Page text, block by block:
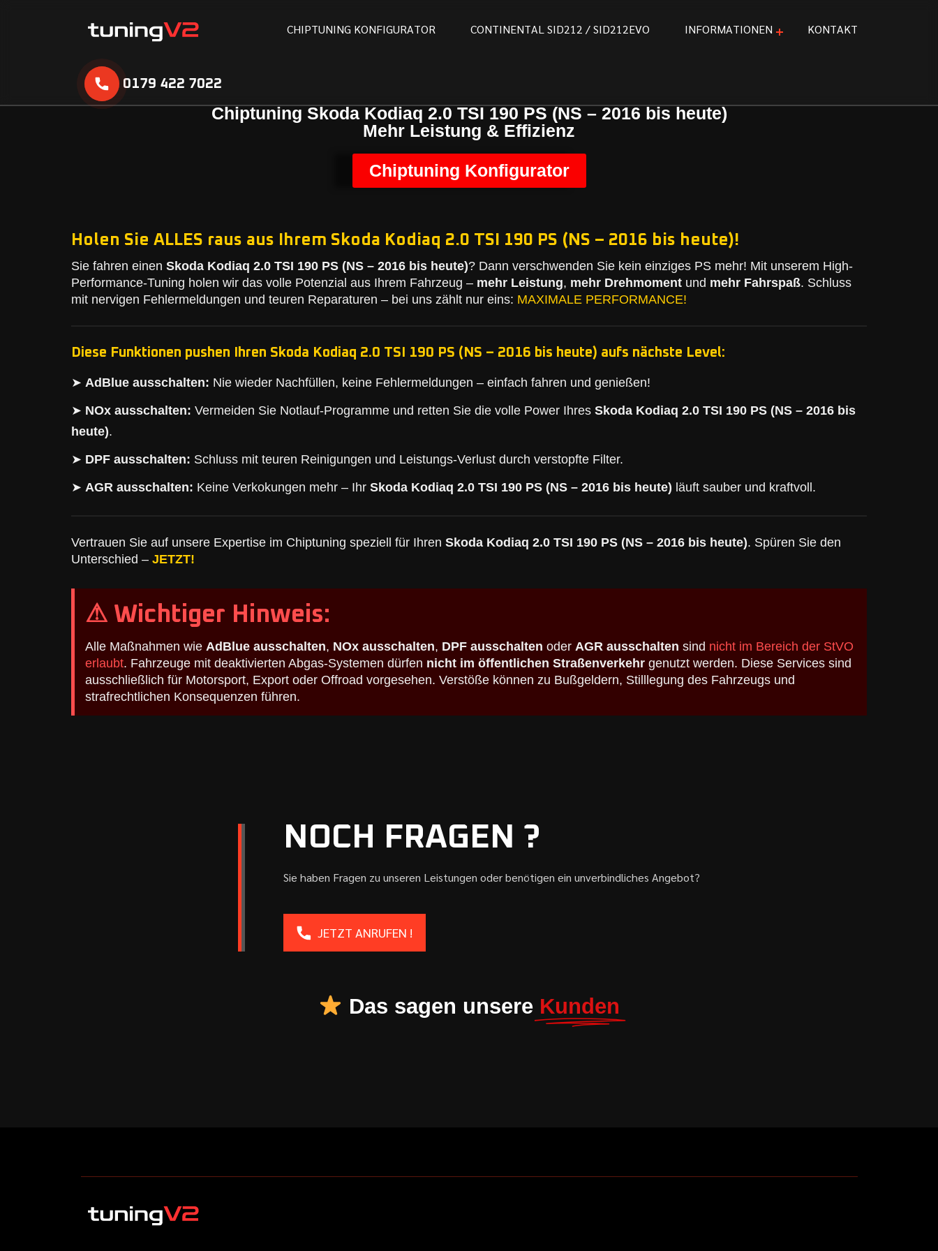
CHIPTUNING KONFIGURATOR CONTINENTAL SID21 2 / SID21 2EVO INFORMATIONEN KONTAKT
0179 422 7022
Chiptuning Skoda Kodiaq 2.0 TSI 190 PS (NS – 2016 bis heute)
Mehr Leistung & Effizienz
Chiptuning Konfigurator
Holen Sie ALLES raus aus Ihrem Skoda Kodiaq 2.0 TSI 190 PS (NS – 2016 bis heute)!
Sie fahren einen Skoda Kodiaq 2.0 TSI 190 PS (NS – 2016 bis heute)? Dann verschwenden Sie kein einziges PS mehr! Mit unserem High-
Performance-Tuning holen wir das volle Potenzial aus Ihrem Fahrzeug – mehr Leistung, mehr Drehmoment und mehr Fahrspaß. Schluss
mit nervigen Fehlermeldungen und teuren Reparaturen – bei uns zählt nur eins: MAXIMALE PERFORMANCE!
Diese Funktionen pushen Ihren Skoda Kodiaq 2.0 TSI 190 PS (NS – 2016 bis heute) aufs nächste Level:
➤ AdBlue ausschalten: Nie wieder Nachfüllen, keine Fehlermeldungen – einfach fahren und genießen!
➤ NOx ausschalten: Vermeiden Sie Notlauf-Programme und retten Sie die volle Power Ihres Skoda Kodiaq 2.0 TSI 190 PS (NS – 2016 bis
heute).
➤ DPF ausschalten: Schluss mit teuren Reinigungen und Leistungs-Verlust durch verstopfte Filter.
➤ AGR ausschalten: Keine Verkokungen mehr – Ihr Skoda Kodiaq 2.0 TSI 190 PS (NS – 2016 bis heute) läuft sauber und kraftvoll.
Vertrauen Sie auf unsere Expertise im Chiptuning speziell für Ihren Skoda Kodiaq 2.0 TSI 190 PS (NS – 2016 bis heute). Spüren Sie den
Unterschied – JETZT!
⚠ Wichtiger Hinweis:
Alle Maßnahmen wie AdBlue ausschalten, NOx ausschalten, DPF ausschalten oder AGR ausschalten sind nicht im Bereich der StVO
erlaubt. Fahrzeuge mit deaktivierten Abgas-Systemen dürfen nicht im öffentlichen Straßenverkehr genutzt werden. Diese Services sind
ausschließlich für Motorsport, Export oder Offroad vorgesehen. Verstöße können zu Bußgeldern, Stilllegung des Fahrzeugs und
strafrechtlichen Konsequenzen führen.
NOCH FRAGEN ?
Sie haben Fragen zu unseren Leistungen oder benötigen ein unverbindliches Angebot?
JETZT ANRUFEN !
Das sagen unsere Kunden